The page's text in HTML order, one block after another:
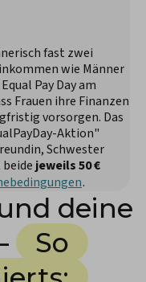
fast zwei
wie Männer
Pay Day am
Frauen ihre Finanzen
vorsorgen. Das
Aktion"
Schwester
jeweils 50 €
.
deine
So